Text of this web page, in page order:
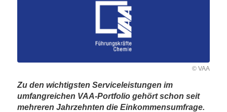
© VAA
Zu den wichtigsten Serviceleistungen im
umfangreichen VAA-Portfolio gehört schon seit
mehreren Jahrzehnten die Einkommensumfrage.